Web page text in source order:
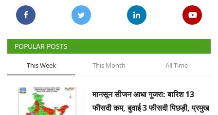
POPULAR POSTS
This Week This Month All Time
मानसून सीजन आधा गुजरा: बारिश 13
फीसदी कम, बुवाई 3 फीसदी पिछड़ी, प्रमुख